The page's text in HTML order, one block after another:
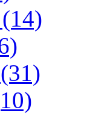
(14)
(31)